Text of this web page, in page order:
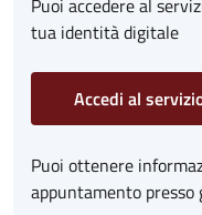
tua identità digitale
Accedi al
Puoi ottenere
appuntamento presso